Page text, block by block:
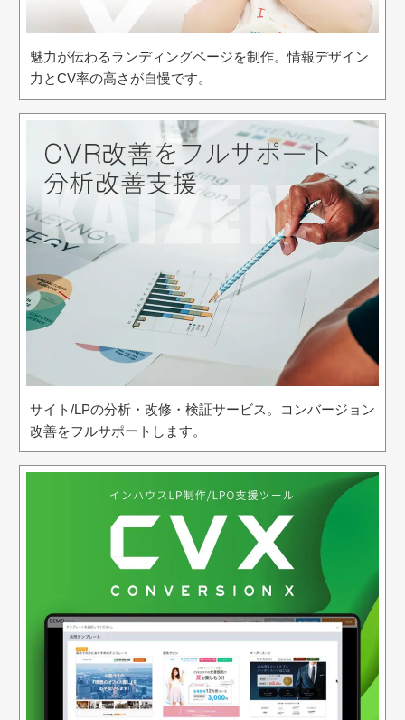
魅力が伝わるランディングページを制作。情報デザイン
力とCV率の高さが自慢です。
サイト/LPの分析・改修・検証サービス。コンバージョン
改善をフルサポートします。